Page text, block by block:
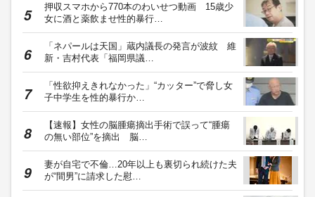
押収スマホから770本のわいせつ動画 15歳少
女に酒と薬飲ませ性的暴行…
「ネパールは天国」蔵内議長の発言が波紋 維
新・吉村代表「福岡県議…
「性欲抑えきれなかった」“カッター”で脅し女
子中学生を性的暴行か…
【速報】女性の脳腫瘍摘出手術で誤って“腫瘍
の無い部位”を摘出 脳…
妻が自宅で不倫…20年以上も裏切られ続けた夫
が“間男”に請求した慰…